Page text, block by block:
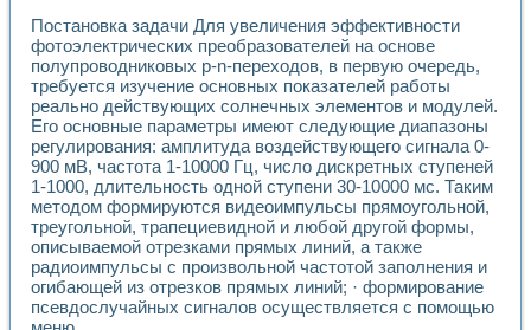
Учебный стенд для исследования принципа действия
Виртуальная система поддержки принимаемых решений в
Преемственность дисциплин «Моделирование систем» и
Универсальный стенд для исследования электрических
Лабораторные практикумы по информационно-
Виртуальный измеритель частотных характеристик на
Лабораторный практикум по основам теории Коммутации
Разработка виртуальной лабораторной работы
Виртуальные практикумы по электротехнике в среде
Из опыта внедрения в рамках национального проекта
Исследование эффективности решателей
Опыт разработки LabVIEW лабораторных практикумов
Проблемы повышения качества образования и
Постановка задачи Для увеличения эффективности
фотоэлектрических преобразователей на основе
полупроводниковых p-n-переходов, в первую очередь,
требуется изучение основных показателей работы
реально действующих солнечных элементов и модулей.
Его основные параметры имеют следующие диапазоны
регулирования: амплитуда воздействующего сигнала 0-
900 мВ, частота 1-10000 Гц, число дискретных ступеней
1-1000, длительность одной ступени 30-10000 мс. Таким
методом формируются видеоимпульсы прямоугольной,
треугольной, трапециевидной и любой другой формы,
описываемой отрезками прямых линий, а также
радиоимпульсы с произвольной частотой заполнения и
огибающей из отрезков прямых линий; · формирование
псевдослучайных сигналов осуществляется с помощью